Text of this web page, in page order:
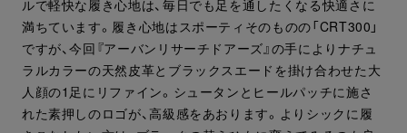
ルで軽快な履き心地は、毎日でも足を通したくなる快適さに
満ちています。履き心地はスポーティそのものの「CRT300」
ですが、今回『アーバンリサーチドアーズ』の手によりナチュ
ラルカラーの天然皮革とブラックスエードを掛け合わせた大
人顔の1足にリファイン。シュータンとヒールパッチに施さ
れた素押しのロゴが、高級感をあおります。よりシックに履